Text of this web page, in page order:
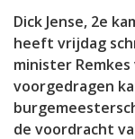
Dick Jense, 2e
heeft vrijdag
minister
voorgedragen
de voordracht